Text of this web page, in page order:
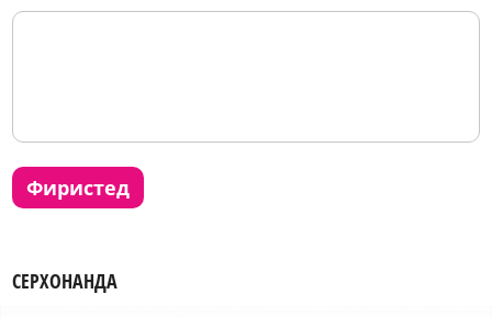
фиристед
СЕРХОНАНДА